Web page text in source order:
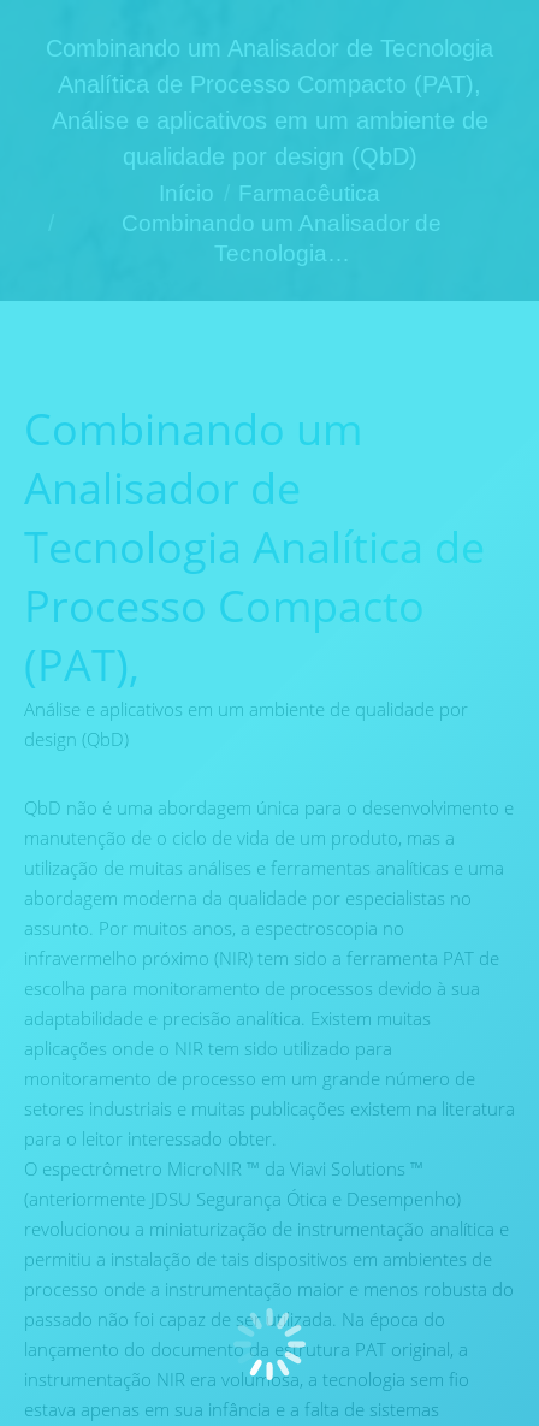
Combinando um Analisador de Tecnologia
Analítica de Processo Compacto (PAT),
Análise e aplicativos em um ambiente de
qualidade por design (QbD)
Início
Farmacêutica
Combinando um Analisador de
Tecnologia…
Combinando um
Analisador de
Tecnologia Analítica de
Processo Compacto
(PAT),
Análise e aplicativos em um ambiente de qualidade por
design (QbD)
QbD não é uma abordagem única para o desenvolvimento e
manutenção de o ciclo de vida de um produto, mas a
utilização de muitas análises e ferramentas analíticas e uma
abordagem moderna da qualidade por especialistas no
assunto. Por muitos anos, a espectroscopia no
infravermelho próximo (NIR) tem sido a ferramenta PAT de
escolha para monitoramento de processos devido à sua
adaptabilidade e precisão analítica. Existem muitas
aplicações onde o NIR tem sido utilizado para
monitoramento de processo em um grande número de
setores industriais e muitas publicações existem na literatura
para o leitor interessado obter.
O espectrômetro MicroNIR ™ da Viavi Solutions ™
(anteriormente JDSU Segurança Ótica e Desempenho)
revolucionou a miniaturização de instrumentação analítica e
permitiu a instalação de tais dispositivos em ambientes de
processo onde a instrumentação maior e menos robusta do
passado não foi capaz de ser utilizada. Na época do
lançamento do documento da estrutura PAT original, a
instrumentação NIR era volumosa, a tecnologia sem fio
estava apenas em sua infância e a falta de sistemas